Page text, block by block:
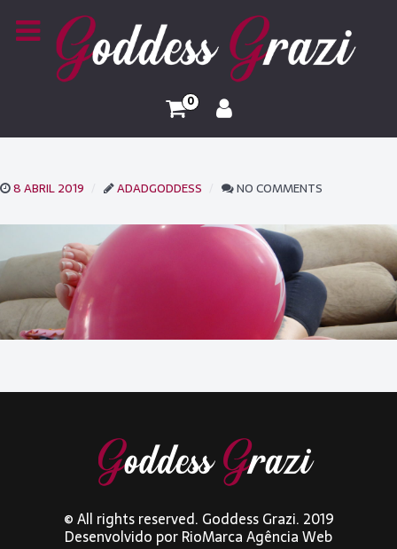
0
8 ABRIL 2019 ADADGODDESS NO COMMENTS
© All rights reserved. Goddess Grazi. 2019
Desenvolvido porRioMarca Agência Web